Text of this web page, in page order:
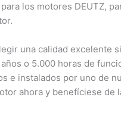
los motores DEUTZ,
una calidad excelente
o 5.000 horas de
e instalados por uno de
ahora y benefíciese de